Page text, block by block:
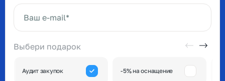
Выбери подарок
Аудит закупок -5% на оснащение